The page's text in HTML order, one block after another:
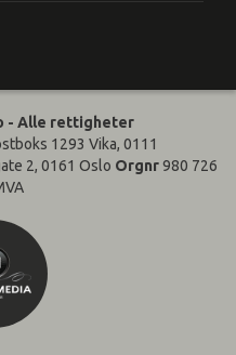
- Alle rettigheter
1293 Vika, 0111
2, 0161 Oslo Orgnr980 726